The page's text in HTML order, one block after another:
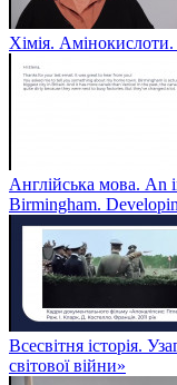
Хімія.
Англійська мова. An
Birmingham.
Всесвітня історія.
світової війни»